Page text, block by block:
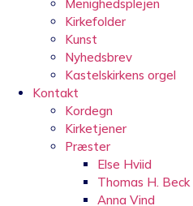
Menighedsplejen
Kirkefolder
Kunst
Nyhedsbrev
Kastelskirkens orgel
Kontakt
Kordegn
Kirketjener
Præster
Else Hviid
Thomas H. Beck
Anna Vind